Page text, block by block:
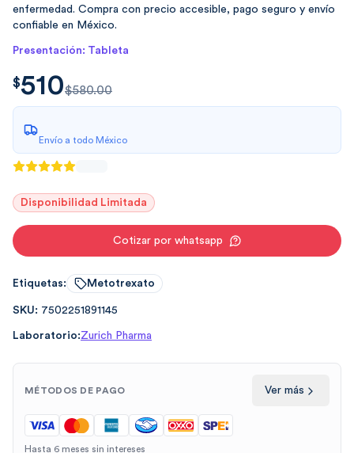
enfermedad. Compra con precio accesible, pago seguro y envío
confiable en México.
Presentación: Tableta
$510.00
$510$580.00
Envío a todo México
Disponibilidad Limitada
Cotizar por whatsapp
Etiquetas: Metotrexato
SKU: 7502251891145
Laboratorio:Zurich Pharma
MÉTODOS DE PAGO Ver más
Hasta 6 meses sin intereses